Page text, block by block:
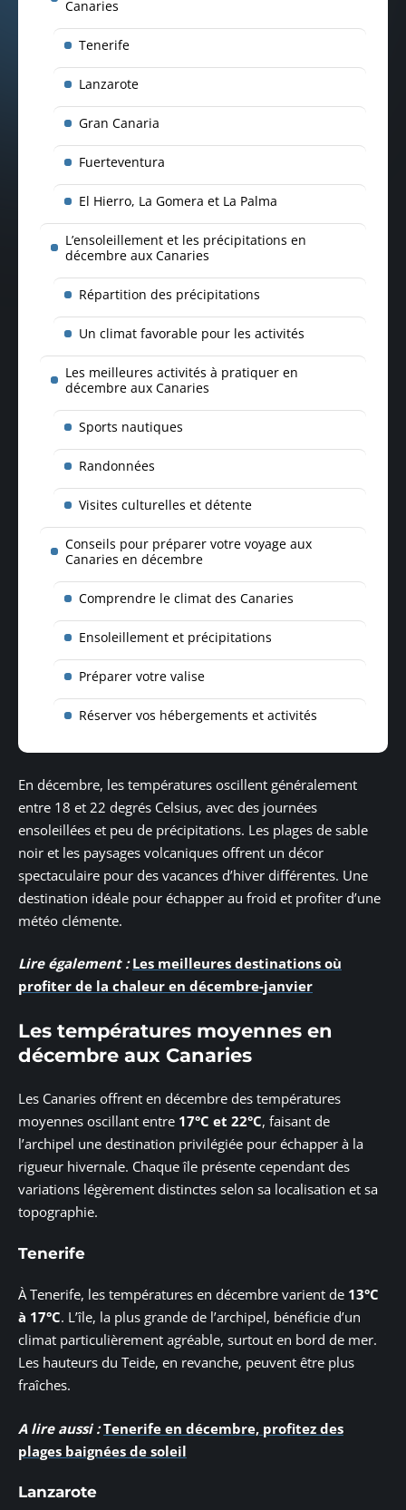
Canaries
Tenerife
Lanzarote
Gran Canaria
Fuerteventura
El Hierro, La Gomera et La Palma
L’ensoleillement et les précipitations en
décembre aux Canaries
Répartition des précipitations
Un climat favorable pour les activités
Les meilleures activités à pratiquer en
décembre aux Canaries
Sports nautiques
Randonnées
Visites culturelles et détente
Conseils pour préparer votre voyage aux
Canaries en décembre
Comprendre le climat des Canaries
Ensoleillement et précipitations
Préparer votre valise
Réserver vos hébergements et activités
En décembre, les températures oscillent généralement
entre 18 et 22 degrés Celsius, avec des journées
ensoleillées et peu de précipitations. Les plages de sable
noir et les paysages volcaniques offrent un décor
spectaculaire pour des vacances d’hiver différentes. Une
destination idéale pour échapper au froid et profiter d’une
météo clémente.
Lire également : Les meilleures destinations où
profiter de la chaleur en décembre-janvier
Les températures moyennes en
décembre aux Canaries
Les Canaries offrent en décembre des températures
moyennes oscillant entre 17°C et 22°C, faisant de
l’archipel une destination privilégiée pour échapper à la
rigueur hivernale. Chaque île présente cependant des
variations légèrement distinctes selon sa localisation et sa
topographie.
Tenerife
À Tenerife, les températures en décembre varient de 13°C
à 17°C. L’île, la plus grande de l’archipel, bénéficie d’un
climat particulièrement agréable, surtout en bord de mer.
Les hauteurs du Teide, en revanche, peuvent être plus
fraîches.
A lire aussi : Tenerife en décembre, profitez des
plages baignées de soleil
Lanzarote